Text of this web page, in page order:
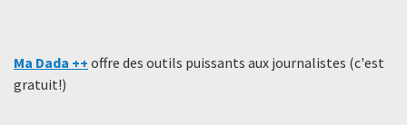
Ma Dada ++ offre des outils puissants aux journalistes (c'est
gratuit!)